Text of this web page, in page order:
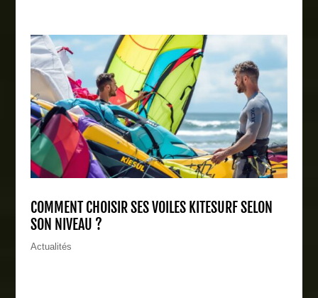
COMMENT CHOISIR SES VOILES KITESURF SELON
SON NIVEAU ?
Actualités